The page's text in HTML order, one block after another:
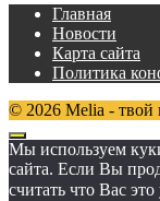
Главная
Новости
Карта сайта
Политика
© 2026 Melia - твой
Мы используем
сайта. Если Вы
считать что Вас это